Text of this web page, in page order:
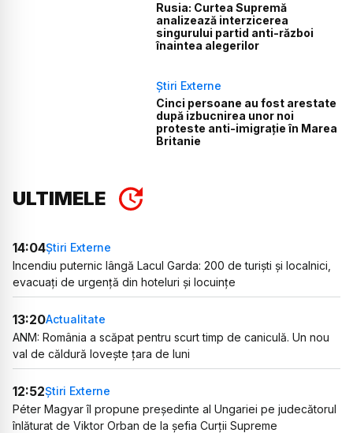
Rusia: Curtea Supremă
analizează interzicerea
singurului partid anti-război
înaintea alegerilor
Știri Externe
Cinci persoane au fost arestate
după izbucnirea unor noi
proteste anti-imigrație în Marea
Britanie
ULTIMELE
14:04Știri Externe
Incendiu puternic lângă Lacul Garda: 200 de turiști și localnici,
evacuați de urgență din hoteluri și locuințe
13:20Actualitate
ANM: România a scăpat pentru scurt timp de caniculă. Un nou
val de căldură lovește țara de luni
12:52Știri Externe
Péter Magyar îl propune președinte al Ungariei pe judecătorul
înlăturat de Viktor Orban de la șefia Curții Supreme